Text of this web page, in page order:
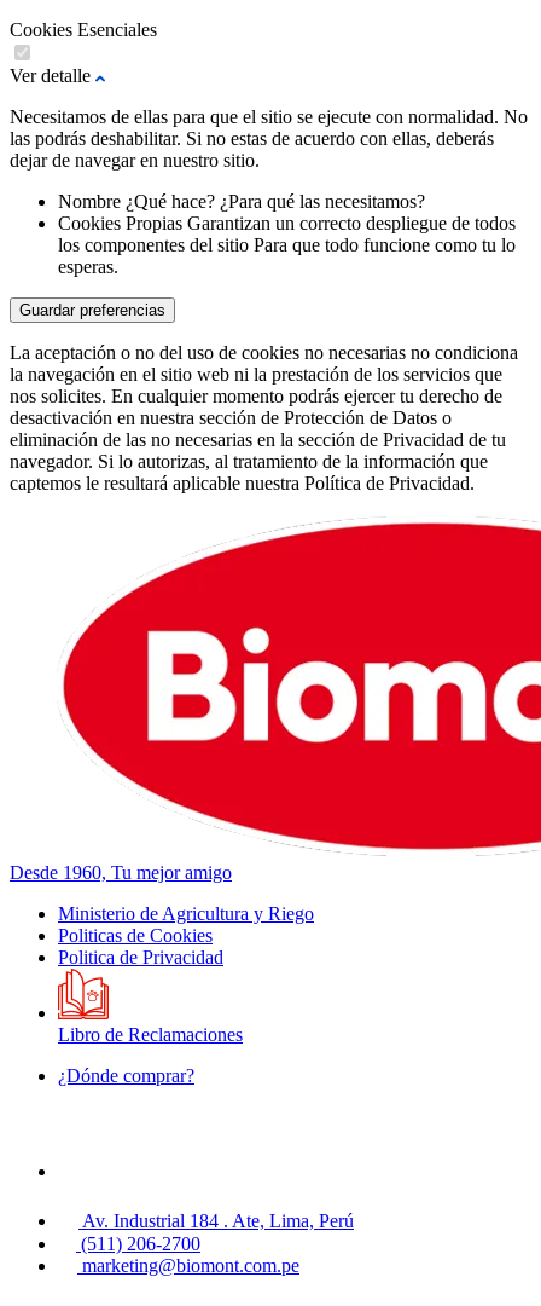
Cookies Esenciales
Ver detalle
Necesitamos de ellas para que el sitio se ejecute con normalidad. No
las podrás deshabilitar. Si no estas de acuerdo con ellas, deberás
dejar de navegar en nuestro sitio.
Nombre ¿Qué hace? ¿Para qué las necesitamos?
Cookies Propias Garantizan un correcto despliegue de todos
los componentes del sitio Para que todo funcione como tu lo
esperas.
Guardar preferencias
La aceptación o no del uso de cookies no necesarias no condiciona
la navegación en el sitio web ni la prestación de los servicios que
nos solicites. En cualquier momento podrás ejercer tu derecho de
desactivación en nuestra sección de Protección de Datos o
eliminación de las no necesarias en la sección de Privacidad de tu
navegador. Si lo autorizas, al tratamiento de la información que
captemos le resultará aplicable nuestra Política de Privacidad.
Desde 1960, Tu mejor amigo
Ministerio de Agricultura y Riego
Politicas de Cookies
Politica de Privacidad
Libro de Reclamaciones
¿Dónde comprar?
Av. Industrial 184 . Ate, Lima, Perú
(511) 206-2700
marketing@biomont.com.pe